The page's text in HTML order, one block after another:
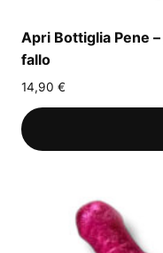
Apri Bottiglia Pene
fallo
14,90 €